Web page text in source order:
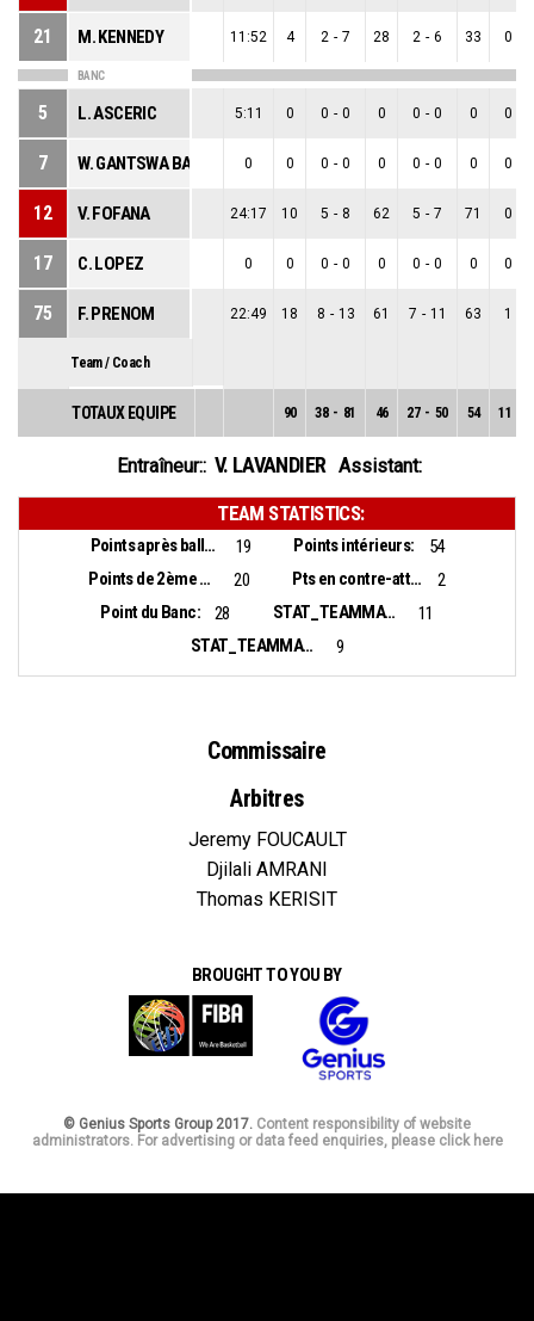
21 M. KENNEDY 11:52 4 2 - 7 28 2 - 6 33 0
BANC
5 L. ASCERIC 5:11 0 0 - 0 0 0 - 0 0 0
7 0 0 0 - 0 0 0 - 0 0 0
12 V. FOFANA 24:17 10 5 - 8 62 5 - 7 71 0
17 C. LOPEZ 0 0 0 - 0 0 0 - 0 0 0
75 F. PRENOM 22:49 18 8 - 13 61 7 - 11 63 1
Team / Coach
TOTAUX EQUIPE 90 38 - 81 46 27 - 50 54 11
Entraîneur:: V. LAVANDIER Assistant:
TEAM STATISTICS:
Points après balles perdues: 19 Points intérieurs:
54
Points de 2ème chance:
20 Pts en contre-attaque:
2
Point du Banc:
28 STAT_TEAMMATCH_BASKETBALL_sBiggestLead_NAME:
11
STAT_TEAMMATCH_BASKETBALL_sBiggestScoringRun_NAME:
9
Commissaire
Arbitres
Jeremy FOUCAULT
Djilali AMRANI
Thomas KERISIT
BROUGHT TO YOU BY
© Genius Sports Group 2017. Content responsibility of website
administrators. For advertising or data feed enquiries, please click here